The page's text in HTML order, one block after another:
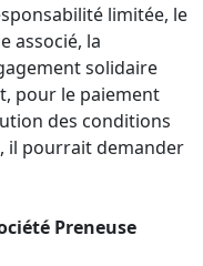
limitée, le
associé, la
solidaire
pour le paiement
des conditions
il pourrait demander
Preneuse